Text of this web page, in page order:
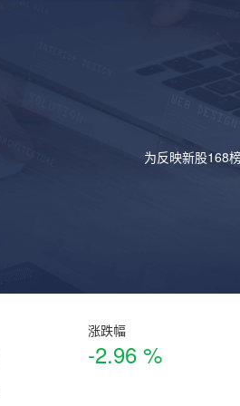
为反映新股168
涨跌幅
-2.96 %